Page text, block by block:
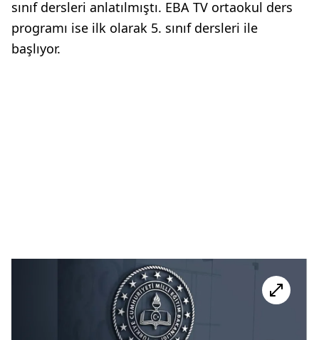
sınıf dersleri anlatılmıştı. EBA TV ortaokul ders
programı ise ilk olarak 5. sınıf dersleri ile
başlıyor.